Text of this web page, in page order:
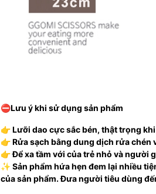
⛔Lưu ý khi sử dụng sản phẩm
👉 Lưỡi dao cực sắc bén, thật trọng
👉 Rửa sạch bằng dung dịch rửa
👉 Để xa tầm với của trẻ nhỏ và người
✨ Sản phẩm hứa hẹn đem lại nhiều
của sản phẩm. Đưa người tiêu dùng